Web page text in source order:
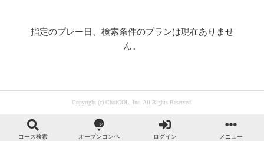
指定のプレー日、検索条件のプランは現在ありませ
ん。
Copyright (c) ChoiGOL, Inc. All Rights Reserved.
コース検索 オープンコンペ ログイン メニュー